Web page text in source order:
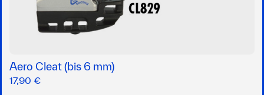
Aero Cleat (bis 6 mm)
17,90 €